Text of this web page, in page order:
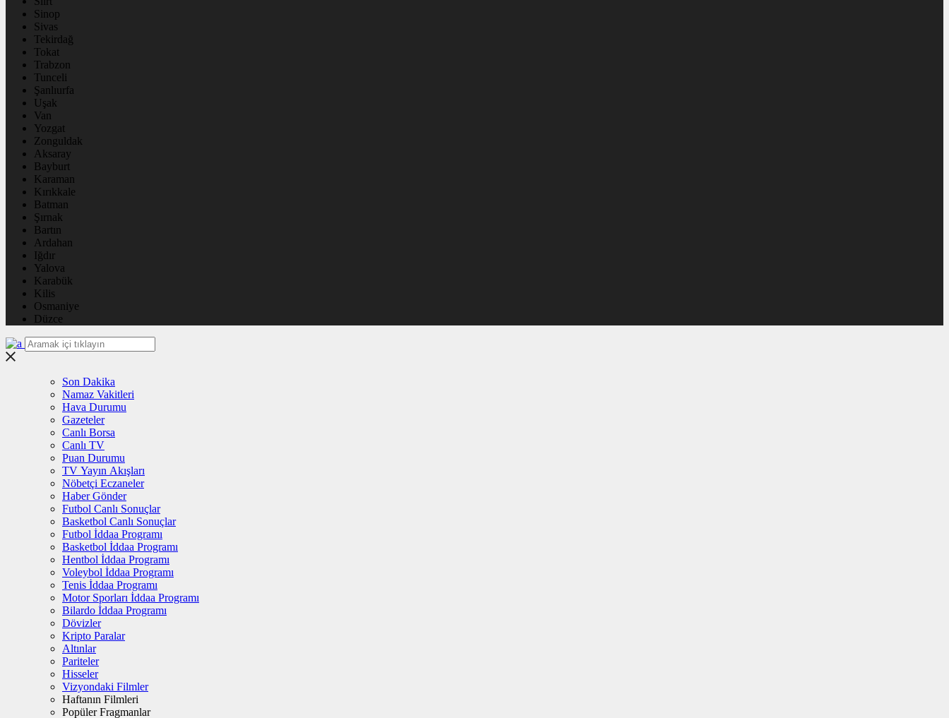
Sinop
Sivas
Tekirdağ
Tokat
Trabzon
Tunceli
Şanlıurfa
Uşak
Van
Yozgat
Zonguldak
Aksaray
Bayburt
Karaman
Kırıkkale
Batman
Şırnak
Bartın
Ardahan
Iğdır
Yalova
Karabük
Kilis
Osmaniye
Düzce
Son Dakika
Namaz Vakitleri
Hava Durumu
Gazeteler
Canlı Borsa
Canlı TV
Puan Durumu
TV Yayın Akışları
Nöbetçi Eczaneler
Haber Gönder
Futbol Canlı Sonuçlar
Basketbol Canlı Sonuçlar
Futbol İddaa Programı
Basketbol İddaa Programı
Hentbol İddaa Programı
Voleybol İddaa Programı
Tenis İddaa Programı
Motor Sporları İddaa Programı
Bilardo İddaa Programı
Dövizler
Kripto Paralar
Altınlar
Pariteler
Hisseler
Vizyondaki Filmler
Haftanın Filmleri
Popüler Fragmanlar